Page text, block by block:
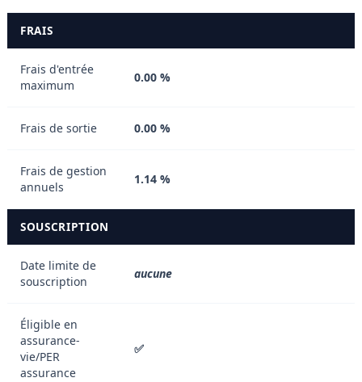
FRAIS
Frais d'entrée
maximum
0.00 %
Frais de sortie 0.00 %
Frais de gestion
annuels
1.14 %
SOUSCRIPTION
Date limite de
souscription
aucune
Éligible en
assurance-
vie/PER
assurance
✅